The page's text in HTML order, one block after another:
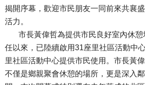
揭開序幕，歡迎市民朋友一同前來共襄
活力。
市長黃偉哲為提供市民良好室內休憩
任以來，已陸續啟用31座里社區活動中
里社區活動中心提供市民使用。市長黃
不僅是鄉親聚會休憩的場所，更是深入